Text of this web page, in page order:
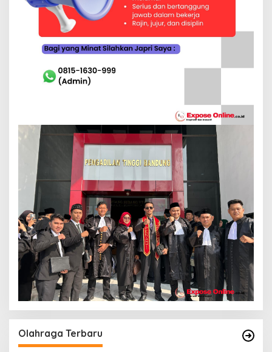
Olahraga Terbaru